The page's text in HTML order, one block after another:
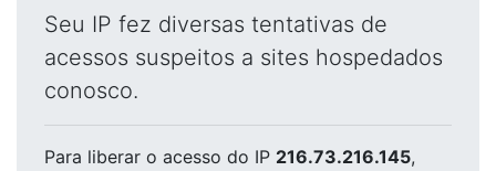
Seu IP fez diversas tentativas de
acessos suspeitos a sites hospedados
conosco.
Para liberar o acesso do IP 216.73.216.145,